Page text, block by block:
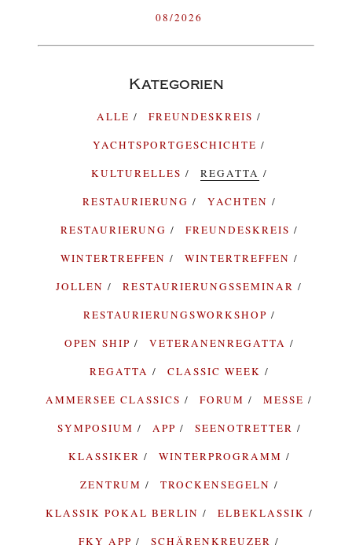
08/2026
Kategorien
ALLE
FREUNDESKREIS
YACHTSPORTGESCHICHTE
KULTURELLES
REGATTA
RESTAURIERUNG
YACHTEN
RESTAURIERUNG
FREUNDESKREIS
WINTERTREFFEN
WINTERTREFFEN
JOLLEN
RESTAURIERUNGSSEMINAR
RESTAURIERUNGSWORKSHOP
OPEN SHIP
VETERANENREGATTA
REGATTA
CLASSIC WEEK
AMMERSEE CLASSICS
FORUM
MESSE
SYMPOSIUM
APP
SEENOTRETTER
KLASSIKER
WINTERPROGRAMM
ZENTRUM
TROCKENSEGELN
KLASSIK POKAL BERLIN
ELBEKLASSIK
FKY APP
SCHÄRENKREUZER